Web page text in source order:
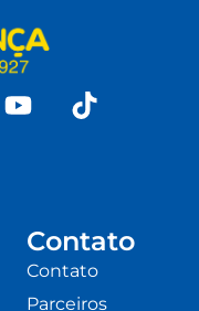
Contato
Contato
Parceiros